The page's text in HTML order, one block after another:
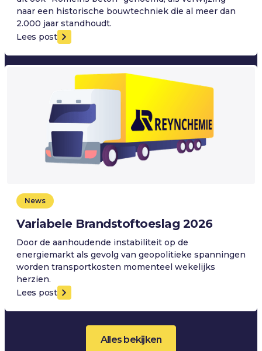
naar een historische bouwtechniek die al meer dan
2.000 jaar standhoudt.
Lees post
News
Variabele Brandstoftoeslag 2026
Door de aanhoudende instabiliteit op de
energiemarkt als gevolg van geopolitieke spanningen
worden transportkosten momenteel wekelijks
herzien.
Lees post
Alles bekijken